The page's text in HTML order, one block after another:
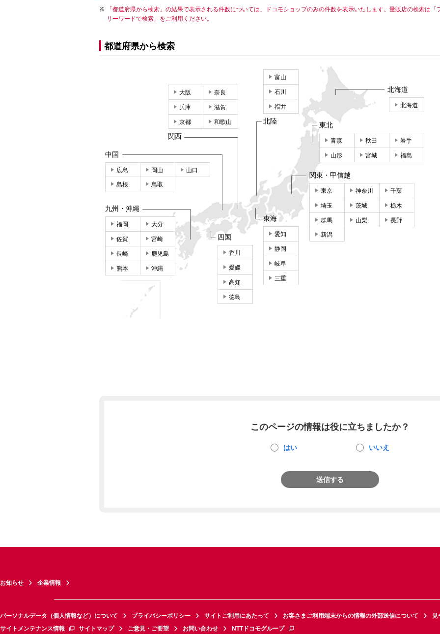
「都道府県から検索」の結果で表示される件数については、ドコモショップのみの件数を表示いたします。量販店の検索は「
リーワードで検索」をご利用ください。
都道府県から検索
北海道
北海道
東北
青森 秋田 岩手
山形 宮城 福島
関東・甲信越
東京 神奈川 千葉
埼玉 茨城 栃木
群馬 山梨 長野
新潟
東海
愛知
静岡
岐阜
三重
富山
石川
福井
北陸
大阪 奈良
兵庫 滋賀
京都 和歌山
関西
中国
広島 岡山 山口
島根 鳥取
四国
香川
愛媛
高知
徳島
九州・沖縄
福岡 大分
佐賀 宮崎
長崎 鹿児島
熊本 沖縄
このページの情報は役に立ちましたか？
はい いいえ
送信する
お知らせ 企業情報
パーソナルデータ（個人情報など）について プライバシーポリシー サイトご利用にあたって お客さまご利用端末からの情報の外部送信について
見
サイトメンテナンス情報
サイトマップ ご意見・ご要望 お問い合わせ NTTドコモグループ